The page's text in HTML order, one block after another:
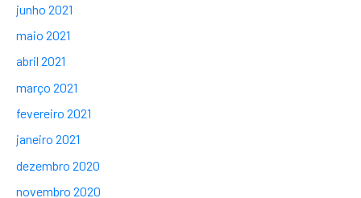
junho 2021
maio 2021
abril 2021
março 2021
fevereiro 2021
janeiro 2021
dezembro 2020
novembro 2020